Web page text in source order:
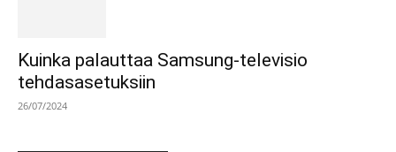
Kuinka palauttaa Samsung-televisio
tehdasasetuksiin
26/07/2024